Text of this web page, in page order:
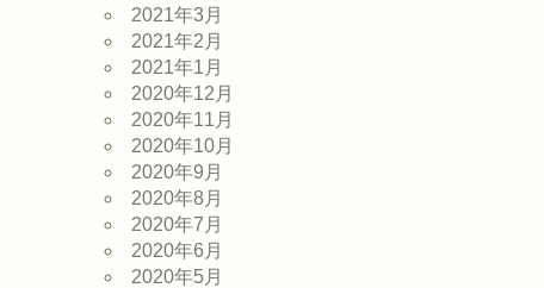
2021年3月
2021年2月
2021年1月
2020年12月
2020年11月
2020年10月
2020年9月
2020年8月
2020年7月
2020年6月
2020年5月